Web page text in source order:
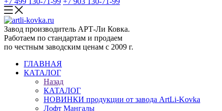
Завод производитель АРТ-Ли Ковка.
Работаем по стандартам и продаем
по честным заводским ценам с 2009 г.
ГЛАВНАЯ
КАТАЛОГ
Назад
КАТАЛОГ
НОВИНКИ продукции от завода ArtLi-Kovka
Лофт Мангалы